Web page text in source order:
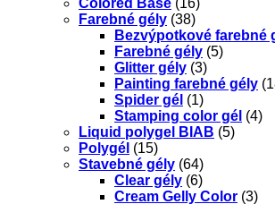
Colored Base (16)
Farebné gély (38)
Bezvýpotkové farebné
Farebné gély (5)
Glitter gély (3)
Painting farebné gély
Spider gél (1)
Stamping color gél (4)
Liquid polygel BIAB (5)
Polygél (15)
Stavebné gély (64)
Clear gély (6)
Cream Gelly Color (3)